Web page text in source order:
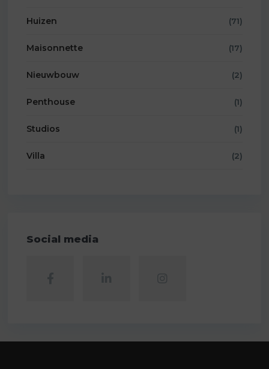
Huizen (71)
Maisonnette (17)
Nieuwbouw (2)
Penthouse (1)
Studios (1)
Villa (2)
Social media